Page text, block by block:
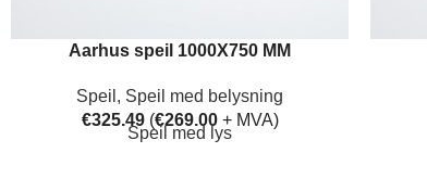
Aarhus speil 1000X750 MM
Speil , Speil med belysning
€325.49 (€269.00+ MVA)
Speil med lys